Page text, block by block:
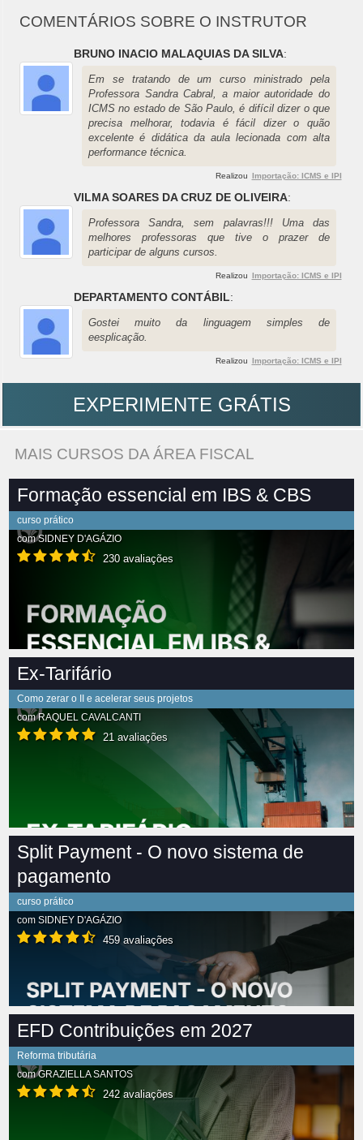
COMENTÁRIOS SOBRE O INSTRUTOR
BRUNO INACIO MALAQUIAS DA SILVA:
Em se tratando de um curso ministrado pela
Professora Sandra Cabral, a maior autoridade do
ICMS no estado de São Paulo, é difícil dizer o que
precisa melhorar, todavia é fácil dizer o quão
excelente é didática da aula lecionada com alta
performance técnica.
Realizou Importação: ICMS e IPI
VILMA SOARES DA CRUZ DE OLIVEIRA:
Professora Sandra, sem palavras!!! Uma das
melhores professoras que tive o prazer de
participar de alguns cursos.
Realizou Importação: ICMS e IPI
DEPARTAMENTO CONTÁBIL:
Gostei muito da linguagem simples de
eesplicação.
Realizou Importação: ICMS e IPI
EXPERIMENTE GRÁTIS
MAIS CURSOS DA ÁREA FISCAL
Formação essencial em IBS & CBS
curso prático
comSIDNEY D'AGÁZIO
230 avaliações
Ex-Tarifário
Como zerar o II e acelerar seus projetos
comRAQUEL CAVALCANTI
21 avaliações
Split Payment - O novo sistema de
pagamento
curso prático
com SIDNEY D'AGÁZIO
459 avaliações
EFD Contribuições em 2027
Reforma tributária
comGRAZIELLA SANTOS
242 avaliações